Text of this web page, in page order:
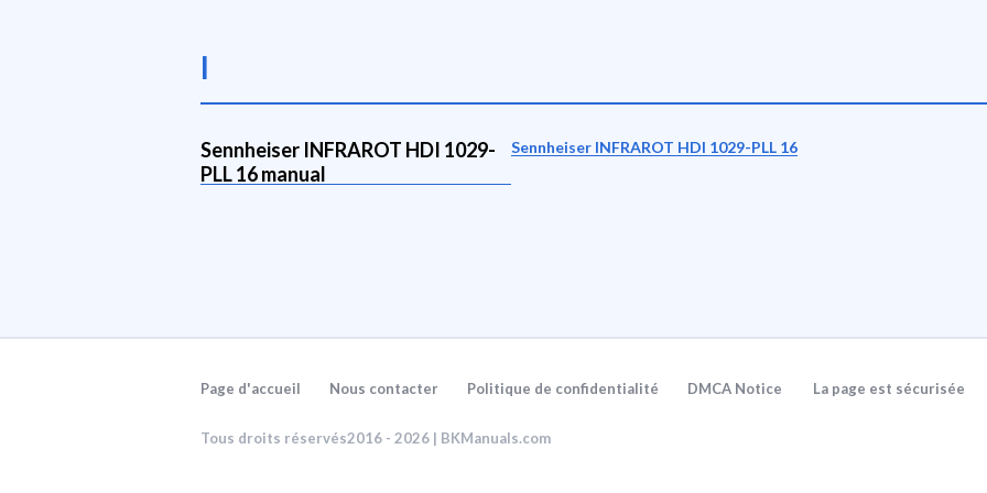
I
Sennheiser INFRAROT HDI 1029-
PLL 16 manual
Sennheiser INFRAROT HDI 1029-PLL 16
Page d'accueil Nous contacter Politique de confidentialité DMCA Notice La page est sécurisée
Tous droits réservés2016 - 2026 | BKManuals.com